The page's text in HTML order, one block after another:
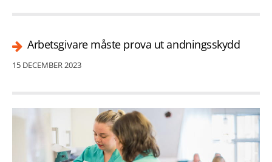
Arbetsgivare måste prova ut andningsskydd
15 DECEMBER 2023